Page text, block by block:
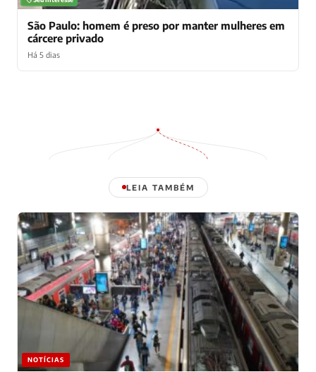
São Paulo: homem é preso por manter mulheres em
cárcere privado
Há 5 dias
LEIA TAMBÉM
NOTÍCIAS